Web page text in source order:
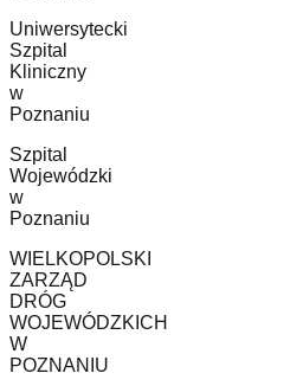
Uniwersytecki
Szpital
Kliniczny
w
Poznaniu
Szpital
Wojewódzki
w
Poznaniu
WIELKOPOLSKI
ZARZĄD
DRÓG
WOJEWÓDZKICH
W
POZNANIU